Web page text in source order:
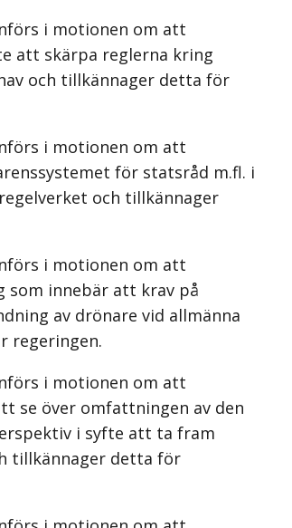
i motionen om att
att skärpa reglerna kring
och tillkännager detta för
i motionen om att
för statsråd m.fl. i
och tillkännager
i motionen om att
som innebär att krav på
av drönare vid allmänna
regeringen.
i motionen om att
se över omfattningen av den
i syfte att ta fram
tillkännager detta för